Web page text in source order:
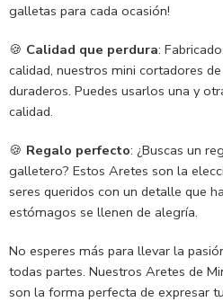
galletas para cada ocasión!
🍪 Calidad que perdura:
calidad, nuestros mini cortadores
duraderos. Puedes usarlos una y
calidad.
🍪 Regalo perfecto: ¿Buscas un
galletero? Estos Aretes son la
seres queridos con un detalle que
estómagos se llenen de alegría.
No esperes más para llevar la
todas partes. Nuestros Aretes de
son la forma perfecta de expresar